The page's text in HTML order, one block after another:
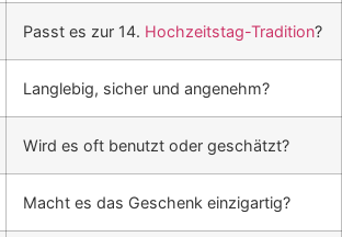
Passt es zur 14. Hochzeitstag-Tradition?
Langlebig, sicher und angenehm?
Wird es oft benutzt oder geschätzt?
Macht es das Geschenk einzigartig?